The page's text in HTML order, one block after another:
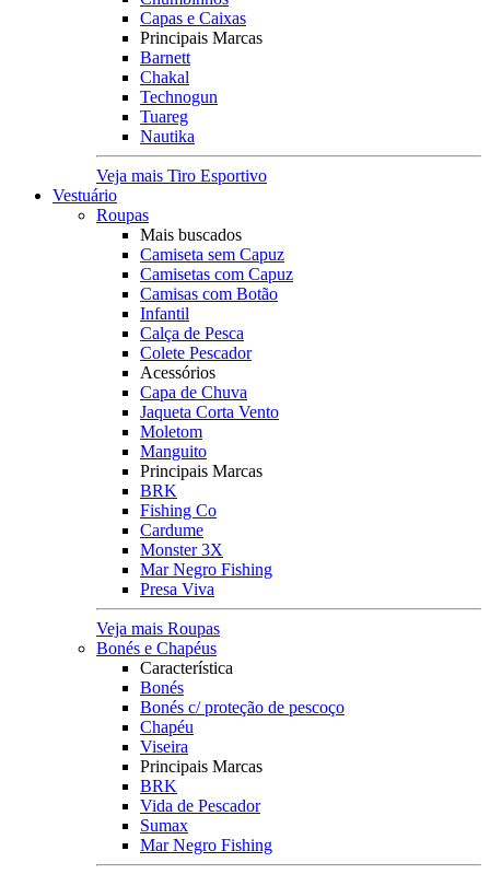
Capas e Caixas
Principais Marcas
Barnett
Chakal
Technogun
Tuareg
Nautika
Veja mais Tiro Esportivo
Vestuário
Roupas
Mais buscados
Camiseta sem Capuz
Camisetas com Capuz
Camisas com Botão
Infantil
Calça de Pesca
Colete Pescador
Acessórios
Capa de Chuva
Jaqueta Corta Vento
Moletom
Manguito
Principais Marcas
BRK
Fishing Co
Cardume
Monster 3X
Mar Negro Fishing
Presa Viva
Veja mais Roupas
Bonés e Chapéus
Característica
Bonés
Bonés c/ proteção de pescoço
Chapéu
Viseira
Principais Marcas
BRK
Vida de Pescador
Sumax
Mar Negro Fishing